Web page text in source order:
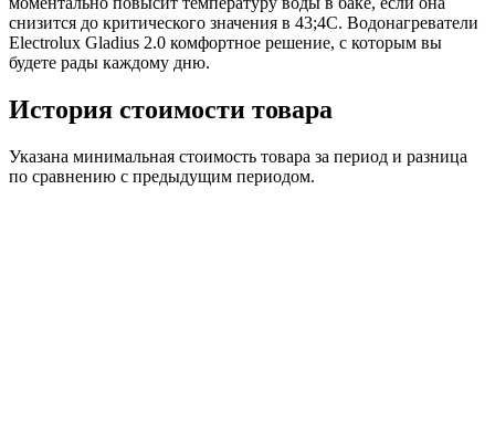
снизится до критического значения в 43;4С. Водонагреватели
Electrolux Gladius 2.0 комфортное решение, с которым вы
будете рады каждому дню.
История стоимости товара
Указана минимальная стоимость товара за период и разница
по сравнению с предыдущим периодом.